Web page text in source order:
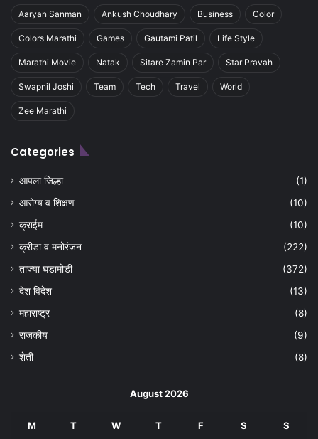
Aaryan Sanman Ankush Choudhary Business Color
Colors Marathi Games Gautami Patil Life Style
Marathi Movie Natak Sitare Zamin Par Star Pravah
Swapnil Joshi Team Tech Travel World
Zee Marathi
Categories
आपला जिल्हा
(1)
आरोग्य व शिक्षण
(10)
क्राईम
(10)
क्रीडा व मनोरंजन
(222)
ताज्या घडामोडी
(372)
देश विदेश
(13)
महाराष्ट्र
(8)
राजकीय
(9)
शेती
(8)
August 2026
M T W T F S S